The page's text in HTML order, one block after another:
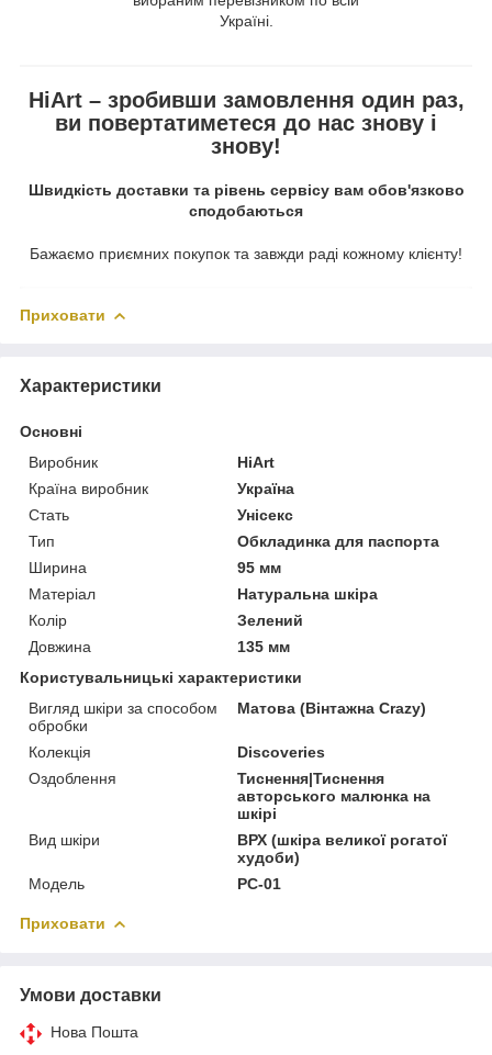
Україні.
HiArt – зробивши замовлення один раз,
ви повертатиметеся до нас знову і
знову!
Швидкість доставки та рівень сервісу вам обов'язково
сподобаються
Бажаємо приємних покупок та завжди раді кожному клієнту!
Приховати
Характеристики
Основні
Виробник
HiArt
Країна виробник
Україна
Стать
Унісекс
Тип
Обкладинка для паспорта
Ширина
95 мм
Матеріал
Натуральна шкіра
Колір
Зелений
Довжина
135 мм
Користувальницькі характеристики
Вигляд шкіри за способом
обробки
Матова (Вінтажна Crazy)
Колекція
Discoveries
Оздоблення
Тиснення|Тиснення
авторського малюнка на
шкірі
Вид шкіри
ВРХ (шкіра великої рогатої
худоби)
Модель
PC-01
Приховати
Умови доставки
Нова Пошта